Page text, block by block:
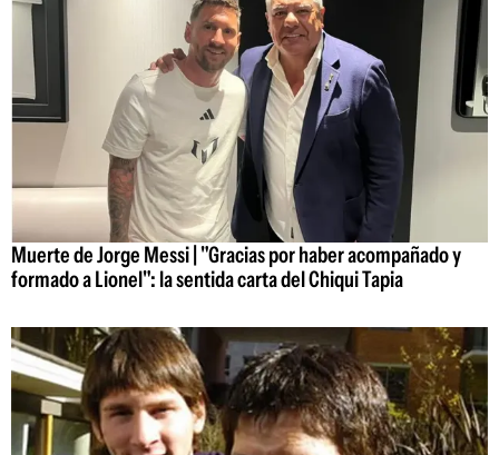
Muerte de Jorge Messi | "Gracias por haber acompañado y
formado a Lionel": la sentida carta del Chiqui Tapia